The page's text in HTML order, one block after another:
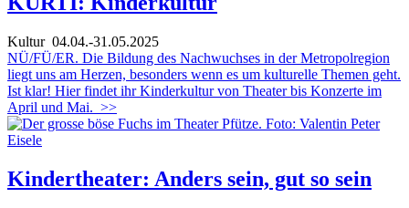
Kultur04.04.-31.05.2025
NÜ/FÜ/ER. Die Bildung des Nachwuchses in der Metropolregion
liegt uns am Herzen, besonders wenn es um kulturelle Themen geht.
Ist klar! Hier findet ihr Kinderkultur von Theater bis Konzerte im
April und Mai. >>
Kindertheater: Anders sein, gut so sein